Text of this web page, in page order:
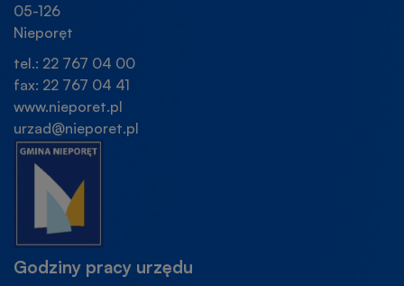
05-126
Nieporęt
tel.: 22 767 04 00
fax: 22 767 04 41
www.nieporet.pl
urzad@nieporet.pl
Godziny pracy urzędu